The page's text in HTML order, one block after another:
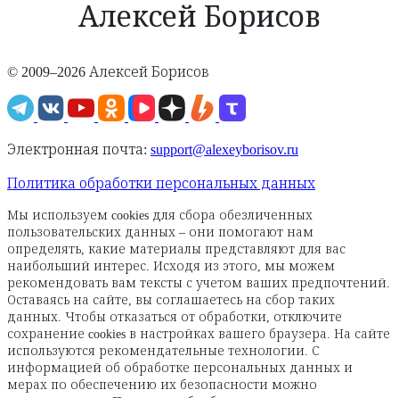
Алексей Борисов
© 2009–2026 Алексей Борисов
Электронная почта: support@alexeyborisov.ru
Политика обработки персональных данных
Мы используем cookies для сбора обезличенных
пользовательских данных – они помогают нам
определять, какие материалы представляют для вас
наибольший интерес. Исходя из этого, мы можем
рекомендовать вам тексты с учетом ваших предпочтений.
Оставаясь на сайте, вы соглашаетесь на сбор таких
данных. Чтобы отказаться от обработки, отключите
сохранение cookies в настройках вашего браузера. На сайте
используются рекомендательные технологии. С
информацией об обработке персональных данных и
мерах по обеспечению их безопасности можно